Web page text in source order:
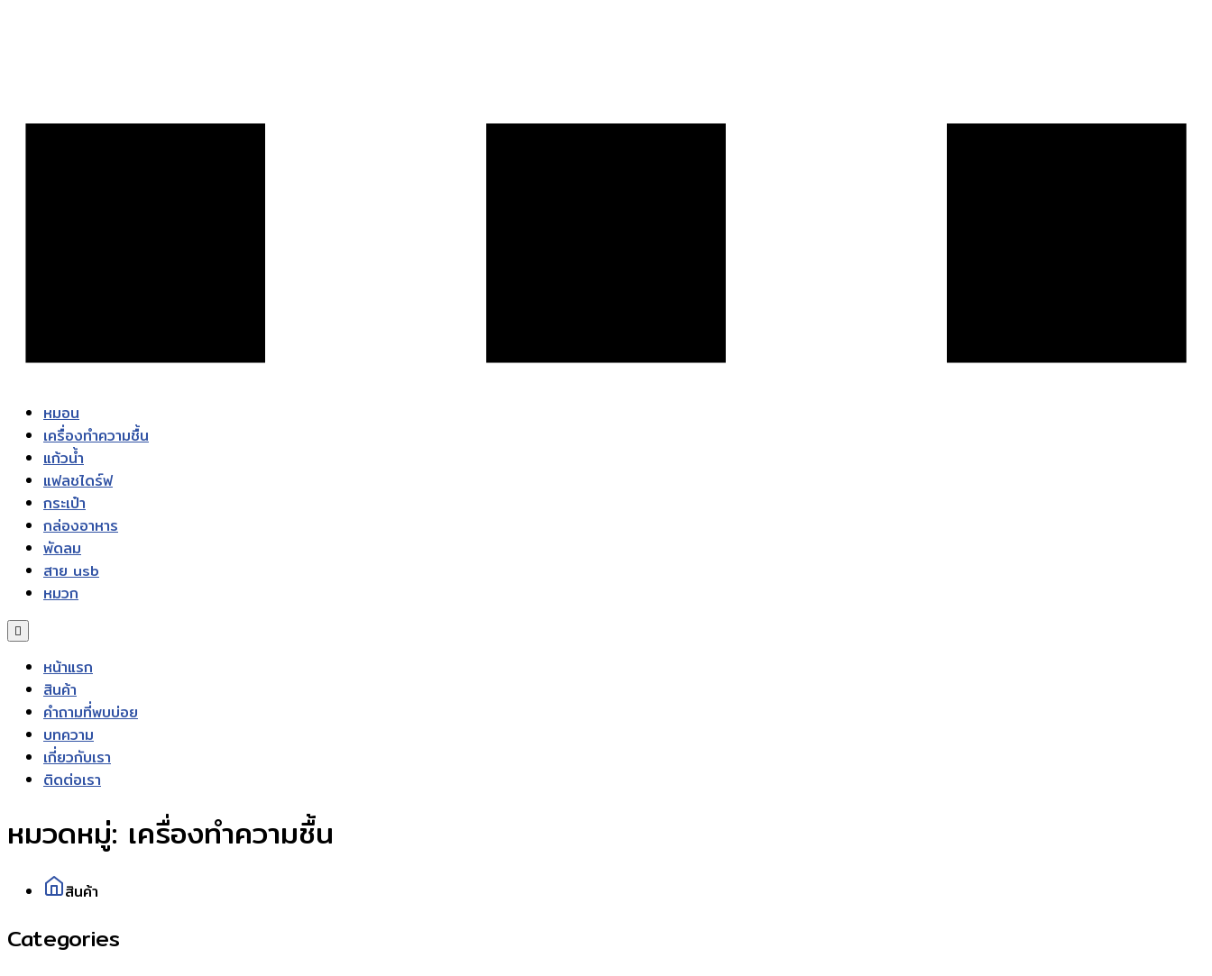
หมอน
เครื่องทำความชื้น
แก้วน้ำ
แฟลชไดร์ฟ
กระเป๋า
กล่องอาหาร
พัดลม
สาย usb
หมวก
หน้าแรก
สินค้า
คำถามที่พบบ่อย
บทความ
เกี่ยวกับเรา
ติดต่อเรา
หมวดหมู่: เครื่องทำความชื้น
สินค้า
Categories